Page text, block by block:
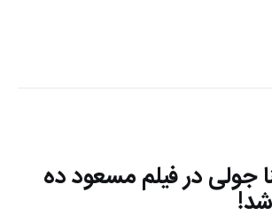
جولی در فیلم مسعود ده